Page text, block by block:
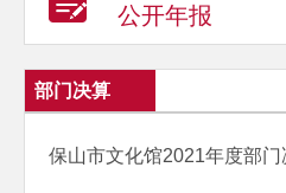
公开年报
部门决算
保山市文化馆2021年度部门